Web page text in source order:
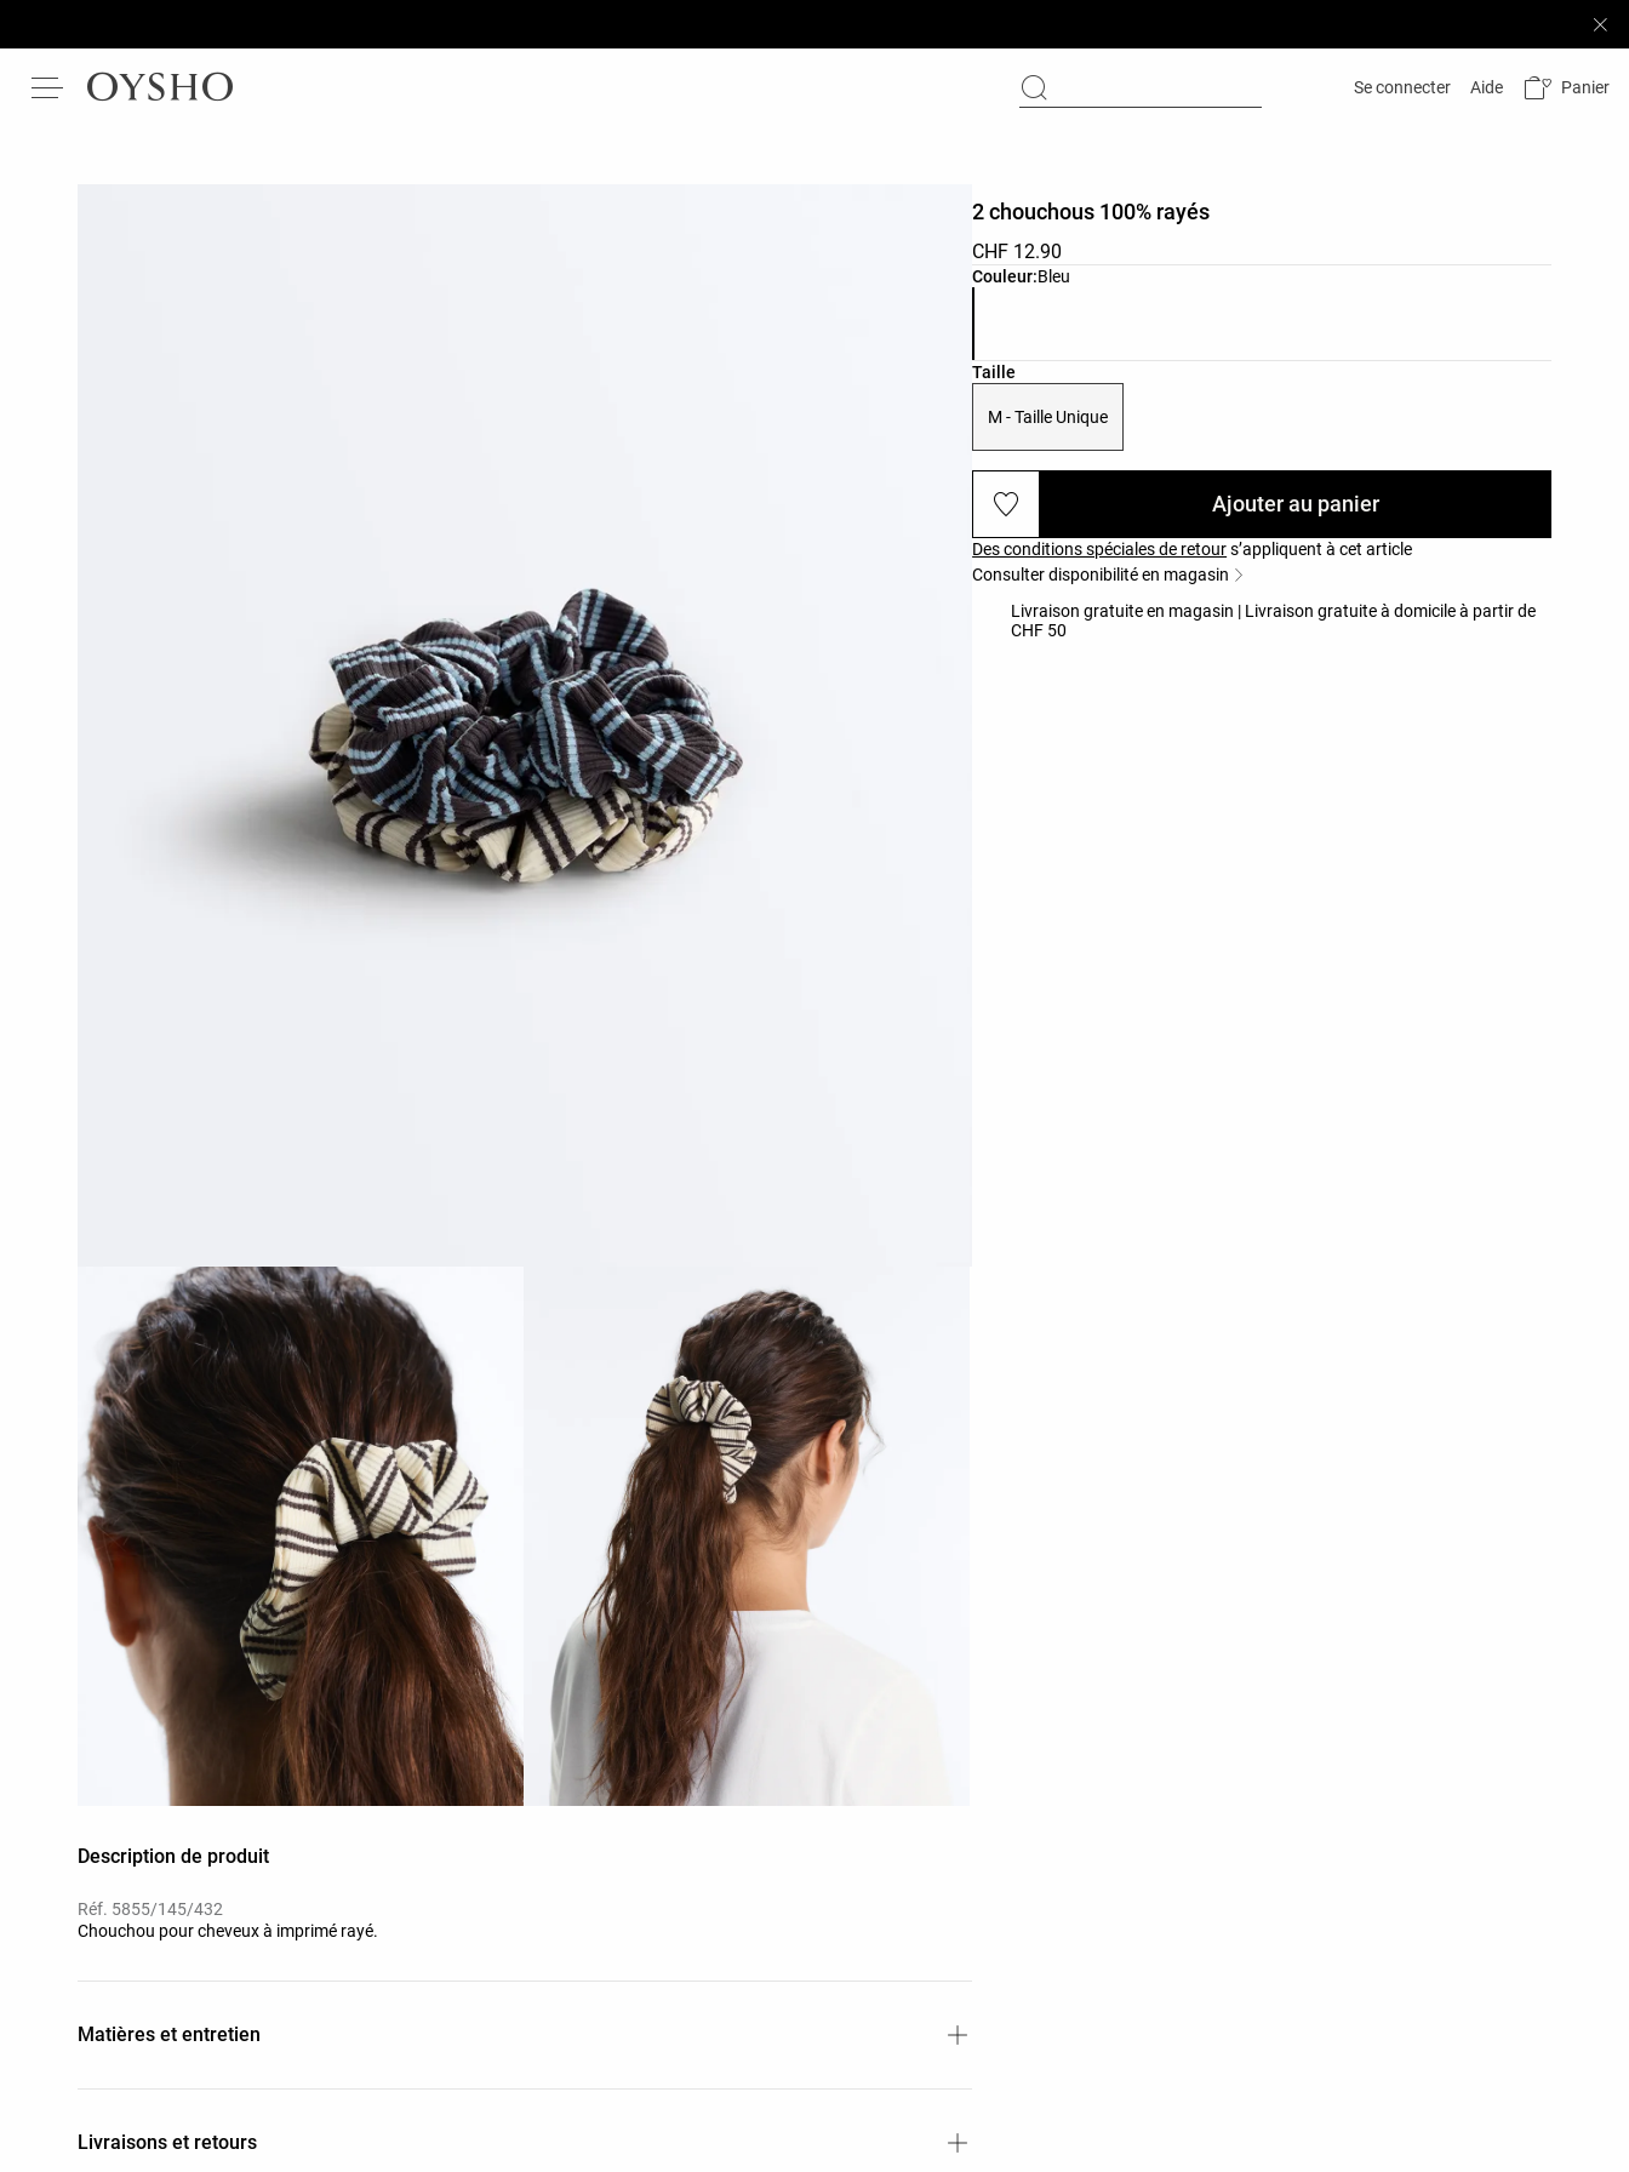
Se connecter Aide Panier
Description de produit
Réf. 5855/145/432
Chouchou pour cheveux à imprimé rayé.
Matières et entretien
Livraisons et retours
Couleur:Bleu
Liste des couleurs du produit
2 chouchous 100% rayés
CHF 12.90
Taille
Liste des tailles du produit
M - Taille Unique
Ajouter au panier
Des conditions spéciales de retours’appliquent à cet article
Consulter disponibilité en magasin
Livraison gratuite en magasin | Livraison gratuite à domicile à partir de
CHF 50